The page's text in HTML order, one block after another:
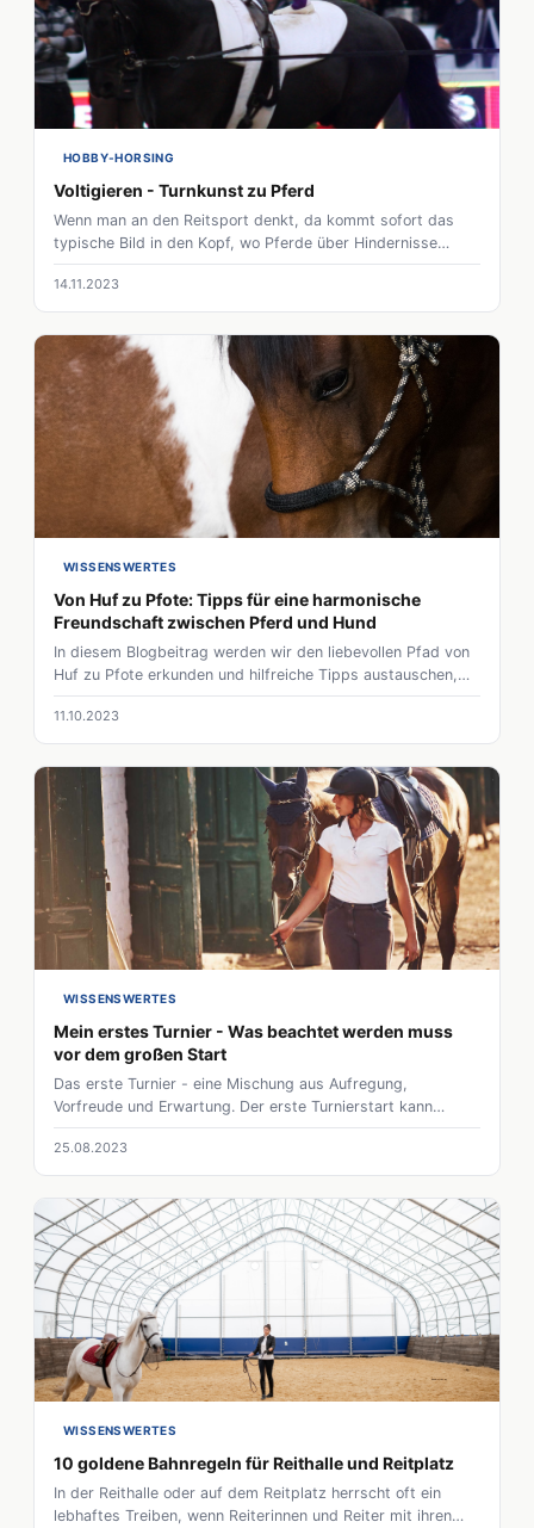
HOBBY-HORSING
Voltigieren - Turnkunst zu Pferd
Wenn man an den Reitsport denkt, da kommt sofort das
typische Bild in den Kopf, wo Pferde über Hindernisse
springen oder durch ein Viereck tanzen. Voltigieren ist da
eher wie ein buntes Pferd im Stall. Voltigieren beweist, dass
Pferdesport auch anders geht und über das klassische
Reiten hinausgeht.
14.11.2023
WISSENSWERTES
Von Huf zu Pfote: Tipps für eine harmonische
Freundschaft zwischen Pferd und Hund
In diesem Blogbeitrag werden wir den liebevollen Pfad von
Huf zu Pfote erkunden und hilfreiche Tipps austauschen,
um eine harmonische und herzliche Freundschaft zwischen
Pferd und Hund zu kultivieren.
11.10.2023
WISSENSWERTES
Mein erstes Turnier - Was beachtet werden muss
vor dem großen Start
Das erste Turnier - eine Mischung aus Aufregung,
Vorfreude und Erwartung. Der erste Turnierstart kann
nervenaufreibend sein und das ein oder andere vergessen
werden. Wir haben die wichtigsten Dinge vor dem großen
Start zusammengefasst: Reitabzeichen, Impfungen,
Equidenpass, Registrierung und Turnierlizenz. Eine
gründliche Vorbereitung ist entscheidend für einen
erfolgreichen Start.
25.08.2023
WISSENSWERTES
10 goldene Bahnregeln für Reithalle und Reitplatz
In der Reithalle oder auf dem Reitplatz herrscht oft ein
lebhaftes Treiben, wenn Reiterinnen und Reiter mit ihren